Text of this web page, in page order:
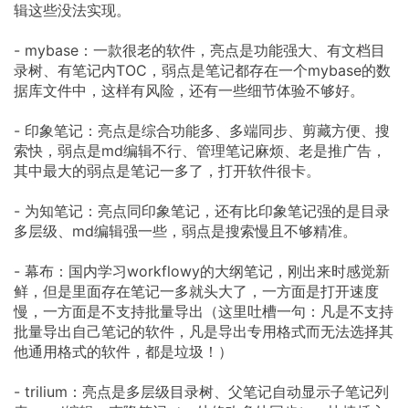
辑这些没法实现。
- mybase：一款很老的软件，亮点是功能强大、有文档目
录树、有笔记内TOC，弱点是笔记都存在一个mybase的数
据库文件中，这样有风险，还有一些细节体验不够好。
- 印象笔记：亮点是综合功能多、多端同步、剪藏方便、搜
索快，弱点是md编辑不行、管理笔记麻烦、老是推广告，
其中最大的弱点是笔记一多了，打开软件很卡。
- 为知笔记：亮点同印象笔记，还有比印象笔记强的是目录
多层级、md编辑强一些，弱点是搜索慢且不够精准。
- 幕布：国内学习workflowy的大纲笔记，刚出来时感觉新
鲜，但是里面存在笔记一多就头大了，一方面是打开速度
慢，一方面是不支持批量导出（这里吐槽一句：凡是不支持
批量导出自己笔记的软件，凡是导出专用格式而无法选择其
他通用格式的软件，都是垃圾！）
- trilium：亮点是多层级目录树、父笔记自动显示子笔记列